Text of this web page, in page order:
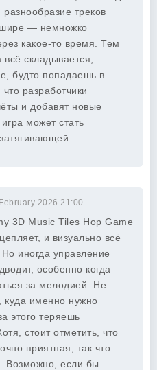
треков
— немножко
какое-то время. Тем
складывается,
будто попадаешь в
разработчики
и добавят новые
может стать
2026 21:00
3D Music Tiles Hop Game
и визуально всё
иногда управление
особенно когда
за мелодией. Не
куда именно нужно
этого теряешь
стоит отметить, что
приятная, так что
Возможно, если бы